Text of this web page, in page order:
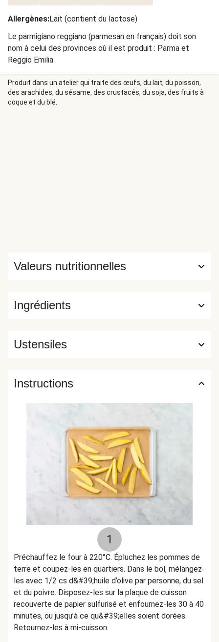
Allergènes:Lait (contient du lactose)
Le parmigiano reggiano (parmesan en français) doit son
nom à celui des provinces où il est produit : Parma et
Reggio Emilia.
Produit dans un atelier qui traite des œufs, du lait, du poisson,
des arachides, du sésame, des crustacés, du soja, des fruits à
coque et du blé.
Ingrédients
Valeurs nutritionnelles
Ustensiles
Instructions
1
Préchauffez le four à 220°C. Épluchez les pommes de
terre et coupez-les en quartiers. Dans le bol, mélangez-
les avec 1/2 cs d&#39;huile d’olive par personne, du sel
et du poivre. Disposez-les sur la plaque de cuisson
recouverte de papier sulfurisé et enfournez-les 30 à 40
minutes, ou jusqu’à ce qu&#39;elles soient dorées.
Retournez-les à mi-cuisson.